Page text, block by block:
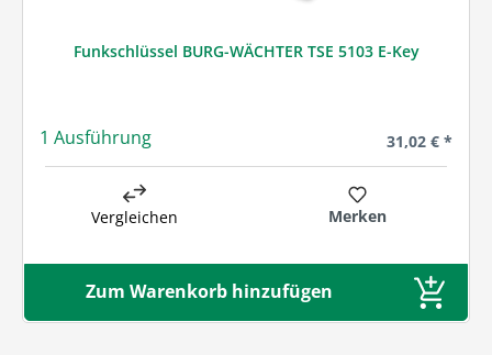
Funkschlüssel BURG-WÄCHTER TSE 5103 E-Key
1 Ausführung Regulärer
31,02 € *
Vergleichen Merken
Zum Warenkorb hinzufügen